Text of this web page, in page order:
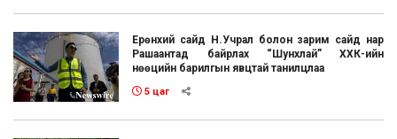
Ерөнхий сайд Н.Учрал болон зарим сайд нар
Рашаантад байрлах “Шунхлай” ХХК-ийн
нөөцийн барилгын явцтай танилцлаа
5 цаг